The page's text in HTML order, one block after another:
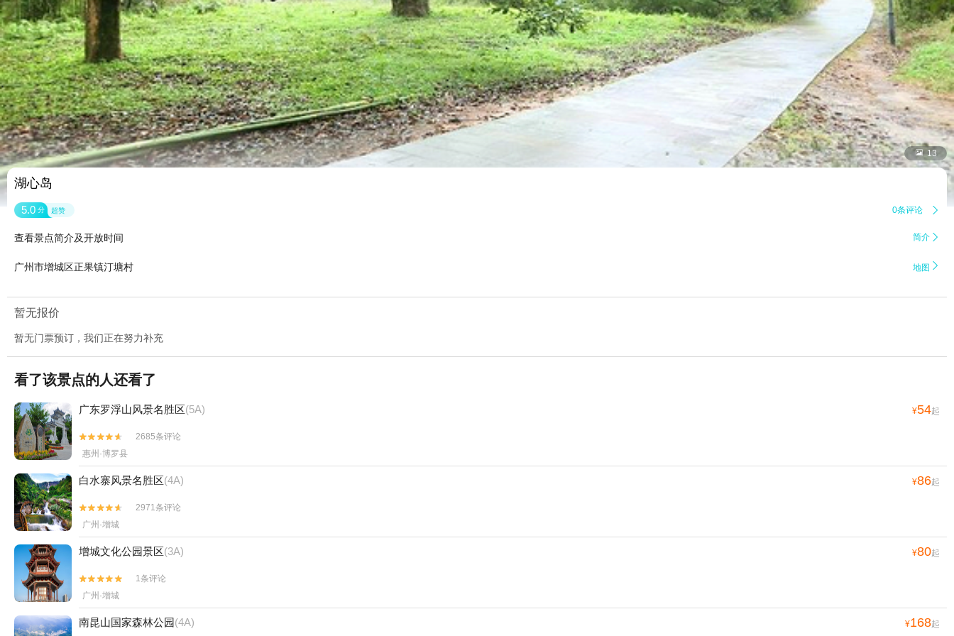
 13
湖心岛
5.0 分 超赞 0条评论 
查看景点简介及开放时间 简介 
广州市增城区正果镇汀塘村 地图 
暂无报价
暂无门票预订，我们正在努力补充
看了该景点的人还看了
广东罗浮山风景名胜区(5A) ¥54起


2685条评论
惠州·博罗县
白水寨风景名胜区(4A) ¥86起


2971条评论
广州·增城
增城文化公园景区(3A) ¥80起


1条评论
广州·增城
南昆山国家森林公园(4A) ¥168起